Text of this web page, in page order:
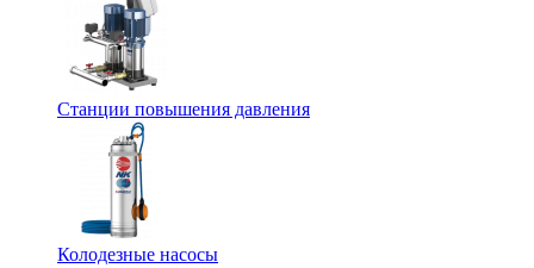
Станции повышения давления
Колодезные насосы